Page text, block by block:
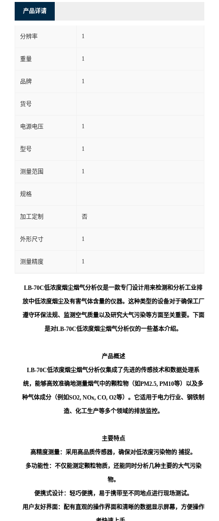
系
方
式
在
线
产品详请
分辨率 1
重量 1
品牌 1
货号
电源电压 1
型号 1
测量范围 1
规格
加工定制 否
外形尺寸 1
测量精度 1
LB-70C低浓度烟尘烟气分析仪是一款专门设计用来检测和分析工业排
放中低浓度烟尘及有害气体含量的仪器。这种类型的设备对于确保工厂
遵守环保法规、监测空气质量以及研究大气污染等方面至关重要。下面
是对LB-70C低浓度烟尘烟气分析仪的一些基本介绍。
产品概述
LB-70C低浓度烟尘烟气分析仪集成了先进的传感技术和数据处理系
统，能够高效准确地测量烟气中的颗粒物（如PM2.5, PM10等）以及多
种气体成分（例如SO2, NOx, CO, O2等）。它适用于电力行业、钢铁制
造、化工生产等多个领域的排放监控。
主要特点
高精度测量：采用高品质传感器，确保对低浓度污染物的 捕捉。
多功能性：不仅能测定颗粒物质，还能同时分析几种主要的大气污染
物。
便携式设计：轻巧便携，易于携带至不同地点进行现场测试。
用户友好界面：配有直观的操作界面和清晰的数据显示屏幕，方便操作